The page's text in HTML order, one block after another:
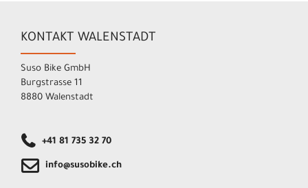
KONTAKT WALENSTADT
Suso Bike GmbH
Burgstrasse 11
8880 Walenstadt
+41 81 735 32 70
info@susobike.ch